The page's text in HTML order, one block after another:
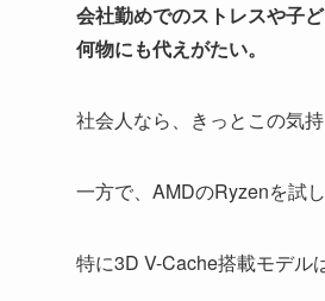
会社勤めでのストレスや子
何物にも代えがたい。
社会人なら、きっとこの気
一方で、AMDのRyzenを試
特に3D V-Cache搭載モデル